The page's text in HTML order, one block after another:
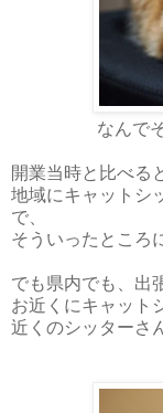
なんで
開業当時と比べる
地域にキャットシ
で、
そういったところ
でも県内でも、出
お近くにキャット
近くのシッターさ